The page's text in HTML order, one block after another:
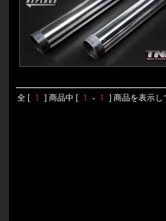
全 [ 1 ] 商品中 [ 1 - 1 ] 商品を表示し